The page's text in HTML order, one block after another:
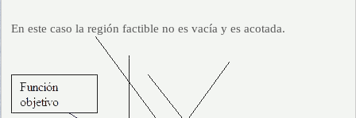
En este caso la región factible no es vacía y es acotada.